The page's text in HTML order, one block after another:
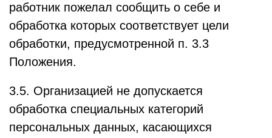
работник пожелал сообщить о себе и
обработка которых соответствует цели
обработки, предусмотренной п. 3.3
Положения.
3.5. Организацией не допускается
обработка специальных категорий
персональных данных, касающихся